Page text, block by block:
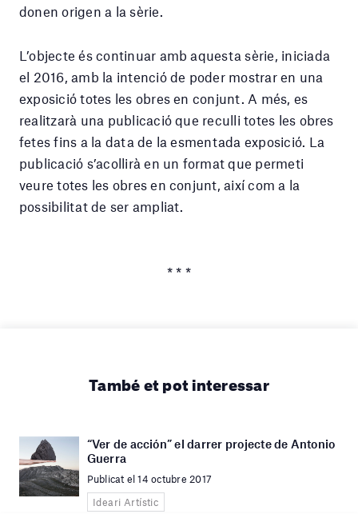
donen origen a la sèrie.
L’objecte és continuar amb aquesta sèrie, iniciada
el 2016, amb la intenció de poder mostrar en una
exposició totes les obres en conjunt. A més, es
realitzarà una publicació que reculli totes les obres
fetes fins a la data de la esmentada exposició. La
publicació s’acollirà en un format que permeti
veure totes les obres en conjunt, així com a la
possibilitat de ser ampliat.
* * *
També et pot interessar
“Ver de acción” el darrer projecte de Antonio
Guerra
Publicat el 14 octubre 2017
Ideari Artístic